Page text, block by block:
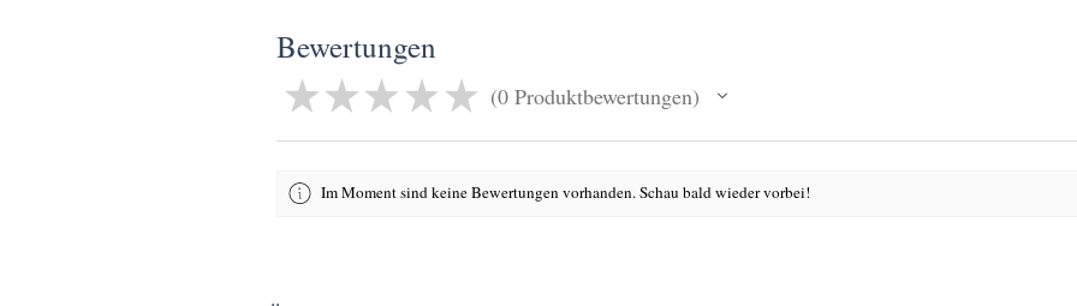
Bewertungen
★★★ ★ ★ 0 Produktbewertungen
0
Im Moment sind keine Bewertungen vorhanden. Schau bald wieder vorbei!